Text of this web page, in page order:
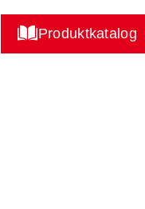
Produktkatalog